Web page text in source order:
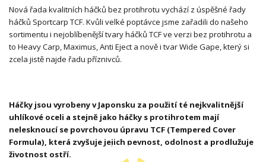
Nová řada kvalitních háčků bez protihrotu vychází z úspěšné řady
háčků Sportcarp TCF. Kvůli velké poptávce jsme zařadili do našeho
sortimentu i nejoblíbenější tvary háčků TCF ve verzi bez protihrotu a
to Heavy Carp, Maximus, Anti Eject a nově i tvar Wide Gape, který si
zcela jistě najde řadu příznivců.
Háčky jsou vyrobeny v Japonsku za použití té nejkvalitnější
uhlíkové oceli a stejně jako háčky s protihrotem mají
nelesknoucí se povrchovou úpravu TCF (Tempered Cover
Formula), která zvyšuje jejich pevnost, odolnost a prodlužuje
životnost ostří.